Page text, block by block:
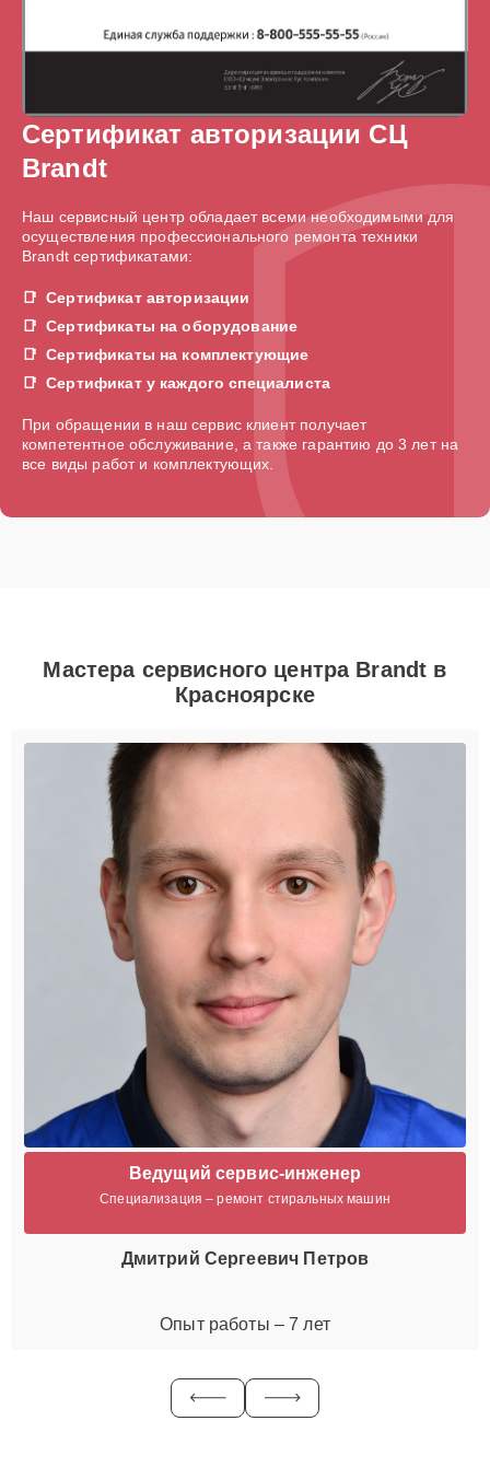
Сертификат авторизации СЦ
Brandt
Наш сервисный центр обладает всеми необходимыми для
осуществления профессионального ремонта техники
Brandt сертификатами:
Сертификат авторизации
Сертификаты на оборудование
Сертификаты на комплектующие
Сертификат у каждого специалиста
При обращении в наш сервис клиент получает
компетентное обслуживание, а также гарантию до 3 лет на
все виды работ и комплектующих.
Мастера сервисного центра Brandt в
Красноярске
Ведущий сервис-инженер
Специализация – ремонт стиральных машин
Дмитрий Сергеевич Петров
Опыт работы – 7 лет